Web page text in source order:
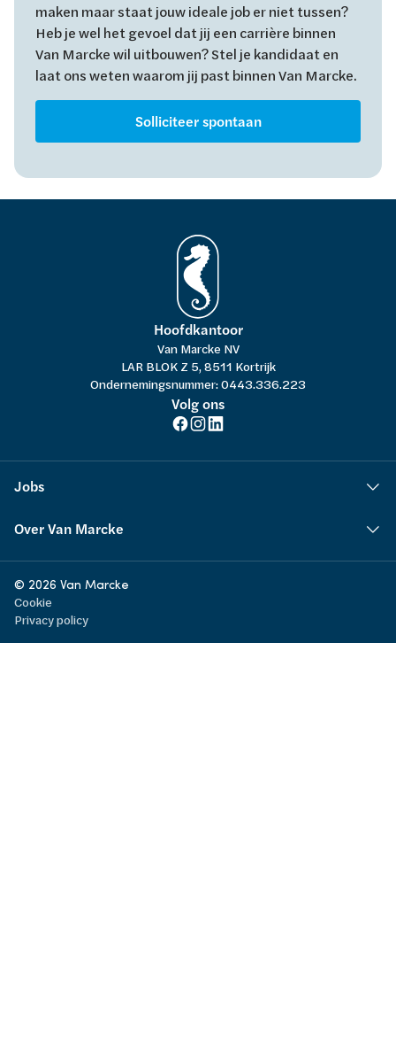
maken maar staat jouw ideale job er niet tussen?
Heb je wel het gevoel dat jij een carrière binnen
Van Marcke wil uitbouwen? Stel je kandidaat en
laat ons weten waarom jij past binnen Van Marcke.
Solliciteer spontaan
Hoofdkantoor
Van Marcke NV
LAR BLOK Z 5, 8511 Kortrijk
Ondernemingsnummer: 0443.336.223
Volg ons
Jobs
Over Van Marcke
© 2026 Van Marcke
Cookie
Privacy policy